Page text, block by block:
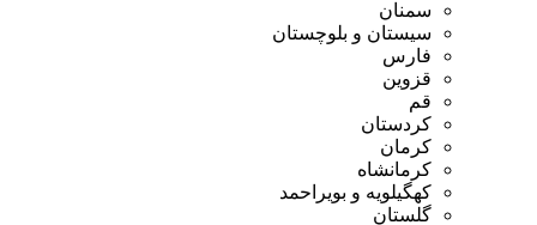
سمنان
سیستان و بلوچستان
فارس
قزوین
قم
کردستان
کرمان
کرمانشاه
کهگیلویه و بویراحمد
گلستان